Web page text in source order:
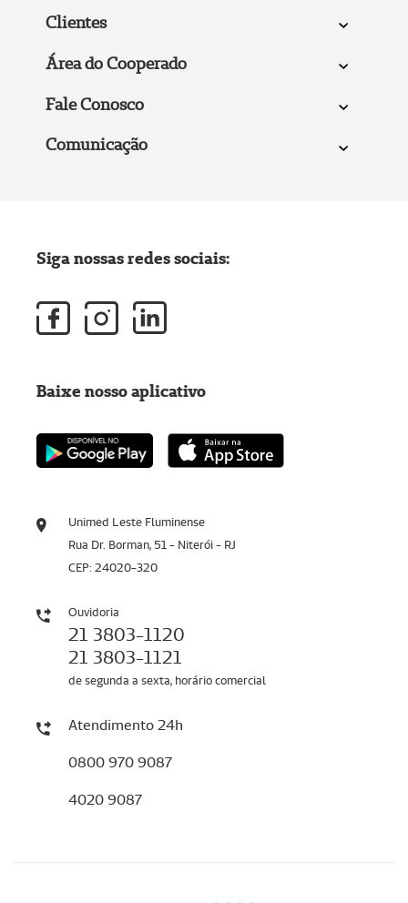
Clientes
Área do Cooperado
Fale Conosco
Comunicação
Unimed Leste Fluminense
Rua Dr. Borman, 51 - Niterói - RJ
CEP: 24020-320
Ouvidoria
21 3803-1120
21 3803-1121
de segunda a sexta, horário comercial
Atendimento 24h
0800 970 9087
4020 9087
Siga nossas redes sociais:
Baixe nosso aplicativo